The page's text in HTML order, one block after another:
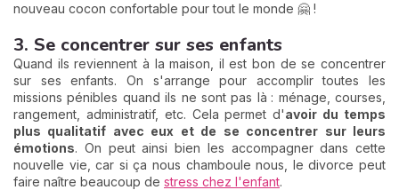
nouveau cocon confortable pour tout le monde 🤗 !
3. Se concentrer sur ses enfants
Quand ils reviennent à la maison, il est bon de se concentrer
sur ses enfants. On s'arrange pour accomplir toutes les
missions pénibles quand ils ne sont pas là : ménage, courses,
rangement, administratif, etc. Cela permet d'avoir du temps
plus qualitatif avec eux et de se concentrer sur leurs
émotions. On peut ainsi bien les accompagner dans cette
nouvelle vie, car si ça nous chamboule nous, le divorce peut
faire naître beaucoup de stress chez l'enfant.